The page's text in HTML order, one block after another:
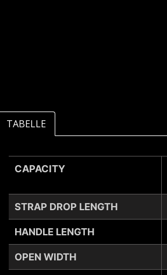
TABELLE
CAPACITY
STRAP DROP LENGTH
HANDLE LENGTH
OPEN WIDTH